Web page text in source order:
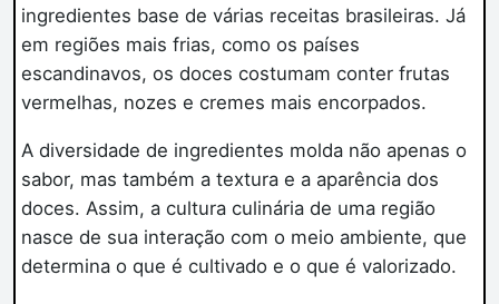
ingredientes base de várias receitas brasileiras. Já
em regiões mais frias, como os países
escandinavos, os doces costumam conter frutas
vermelhas, nozes e cremes mais encorpados.
A diversidade de ingredientes molda não apenas o
sabor, mas também a textura e a aparência dos
doces. Assim, a cultura culinária de uma região
nasce de sua interação com o meio ambiente, que
determina o que é cultivado e o que é valorizado.